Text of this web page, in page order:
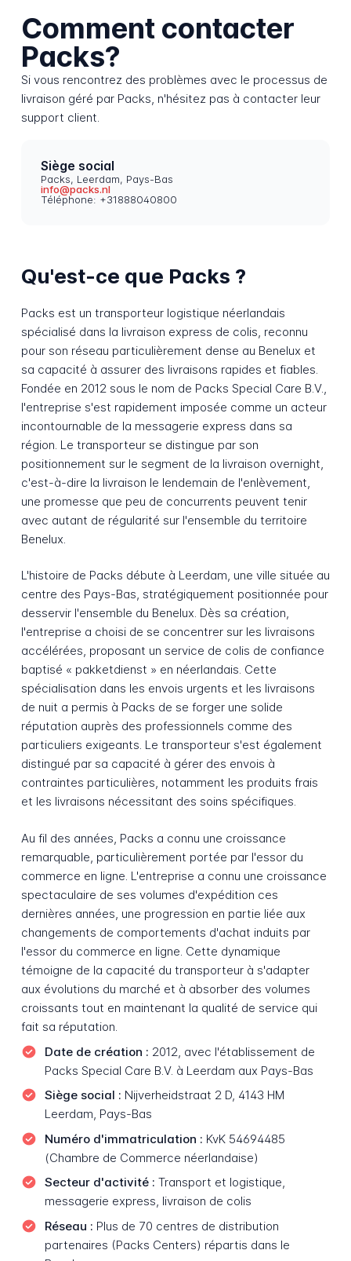
Comment contacter
Packs?
Si vous rencontrez des problèmes avec le processus de
livraison géré par Packs, n'hésitez pas à contacter leur
support client.
Siège social
Packs, Leerdam, Pays-Bas
info@packs.nl
Téléphone: +31888040800
Qu'est-ce que Packs ?
Packs est un transporteur logistique néerlandais
spécialisé dans la livraison express de colis, reconnu
pour son réseau particulièrement dense au Benelux et
sa capacité à assurer des livraisons rapides et fiables.
Fondée en 2012 sous le nom de Packs Special Care B.V.,
l'entreprise s'est rapidement imposée comme un acteur
incontournable de la messagerie express dans sa
région. Le transporteur se distingue par son
positionnement sur le segment de la livraison overnight,
c'est-à-dire la livraison le lendemain de l'enlèvement,
une promesse que peu de concurrents peuvent tenir
avec autant de régularité sur l'ensemble du territoire
Benelux.
L'histoire de Packs débute à Leerdam, une ville située au
centre des Pays-Bas, stratégiquement positionnée pour
desservir l'ensemble du Benelux. Dès sa création,
l'entreprise a choisi de se concentrer sur les livraisons
accélérées, proposant un service de colis de confiance
baptisé « pakketdienst » en néerlandais. Cette
spécialisation dans les envois urgents et les livraisons
de nuit a permis à Packs de se forger une solide
réputation auprès des professionnels comme des
particuliers exigeants. Le transporteur s'est également
distingué par sa capacité à gérer des envois à
contraintes particulières, notamment les produits frais
et les livraisons nécessitant des soins spécifiques.
Au fil des années, Packs a connu une croissance
remarquable, particulièrement portée par l'essor du
commerce en ligne. L'entreprise a connu une croissance
spectaculaire de ses volumes d'expédition ces
dernières années, une progression en partie liée aux
changements de comportements d'achat induits par
l'essor du commerce en ligne. Cette dynamique
témoigne de la capacité du transporteur à s'adapter
aux évolutions du marché et à absorber des volumes
croissants tout en maintenant la qualité de service qui
fait sa réputation.
Date de création : 2012, avec l'établissement de
Packs Special Care B.V. à Leerdam aux Pays-Bas
Siège social : Nijverheidstraat 2 D, 4143 HM
Leerdam, Pays-Bas
Numéro d'immatriculation : KvK 54694485
(Chambre de Commerce néerlandaise)
Secteur d'activité : Transport et logistique,
messagerie express, livraison de colis
Réseau : Plus de 70 centres de distribution
partenaires (Packs Centers) répartis dans le